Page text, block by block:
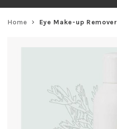
Home Eye Make-up Remover